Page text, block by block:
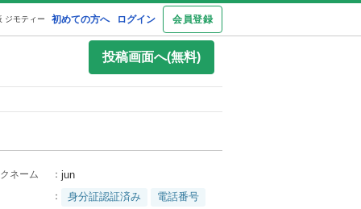
初めての方へ ログイン 会員登録
ジモティー
投稿画面へ(無料)
ネーム ： jun
： 身分証認証済み 電話番号